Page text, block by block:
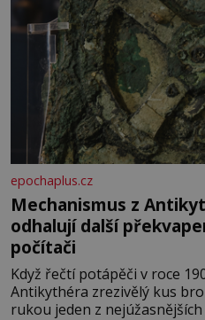
epochaplus.cz
Mechanismus z
odhalují další
počítači
Když řečtí potápěči v roce
Antikythéra zrezivělý kus
rukou jeden z